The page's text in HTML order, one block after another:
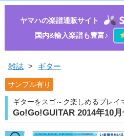
ヤマハの楽譜通販サイト
国内&輸入楽譜も豊富♪
雑誌 > ギター
サンプル有り
ギターをスゴ～ク楽しめるプレイ
Go!Go!GUITAR 2014年10